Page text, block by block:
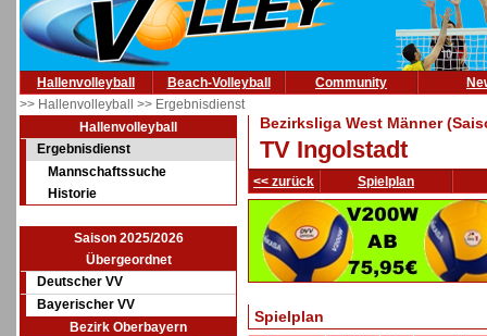
Hallenvolleyball Beach-Volleyball Community
>> Hallenvolleyball >> Ergebnisdienst
Hallenvolleyball
Ergebnisdienst
Mannschaftssuche
Historie
Saison 2025/2026
Übergeordnet
Deutscher VV
Bayerischer VV
Bezirk Oberbayern
Bezirksliga West Männer
TV Ingolstadt
<< zurück Spielplan
Spielplan